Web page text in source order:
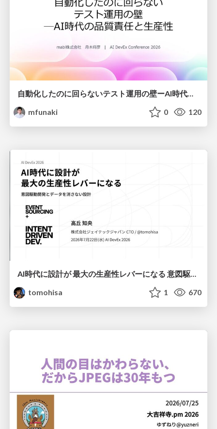
mfunaki
0 120
AI時代に設計が 最大の生産性レバーになる 意図駆動開発とデータを消さない設計｜Don't Delete Your Data or Your Intent — Design as the Deepest Lever in the AI Era
tomohisa
1 670